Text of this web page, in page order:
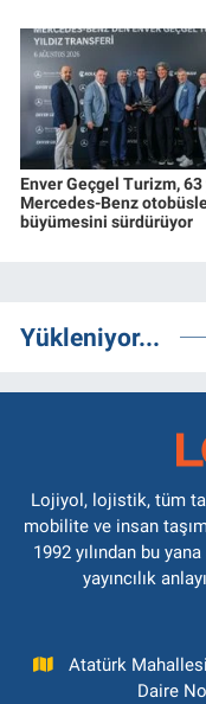
Enver Geçgel Turizm, 63
Mercedes-Benz
büyümesini sürdürüyor
Yükleniyor...
Lojiyol, lojistik, tüm
mobilite ve insan
1992 yılından bu
yayıncılık
Atatürk
Daire